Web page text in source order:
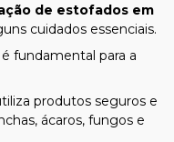
de estofados em
cuidados essenciais.
fundamental para a
produtos seguros e
ácaros, fungos e